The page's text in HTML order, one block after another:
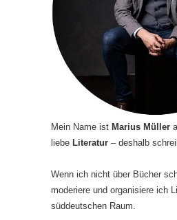
Mein Name ist Marius Müller
liebe Literatur – deshalb
Wenn ich nicht über Bücher
moderiere und organisiere ich
süddeutschen Raum.